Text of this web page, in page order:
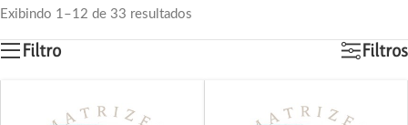
Exibindo 1–12 de 33 resultados
Filtro Filtros